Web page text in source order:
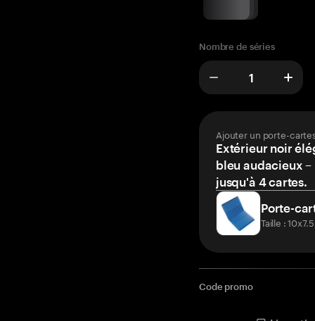
Nombre de séries
Ajouter un porte-
Extérieur noir
bleu audacieux
jusqu'à 4 cartes.
Porte-
Taille :
Code promo